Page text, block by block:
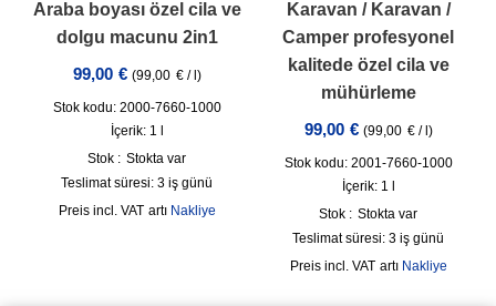
Araba boyası özel cila ve
dolgu macunu 2in1
99,00 € (99,00 €/ )
Stok kodu: 2000-7660-1000
İçerik: 1 l
Stok : Stokta var
Teslimat süresi: 3 iş günü
incl. VAT artı Nakliye
Karavan / Karavan /
Camper profesyonel
kalitede özel cila ve
mühürleme
99,00 € (99,00 €/ )
Stok kodu: 2001-7660-1000
İçerik: 1 l
Stok : Stokta var
Teslimat süresi: 3 iş günü
incl. VAT artı Nakliye